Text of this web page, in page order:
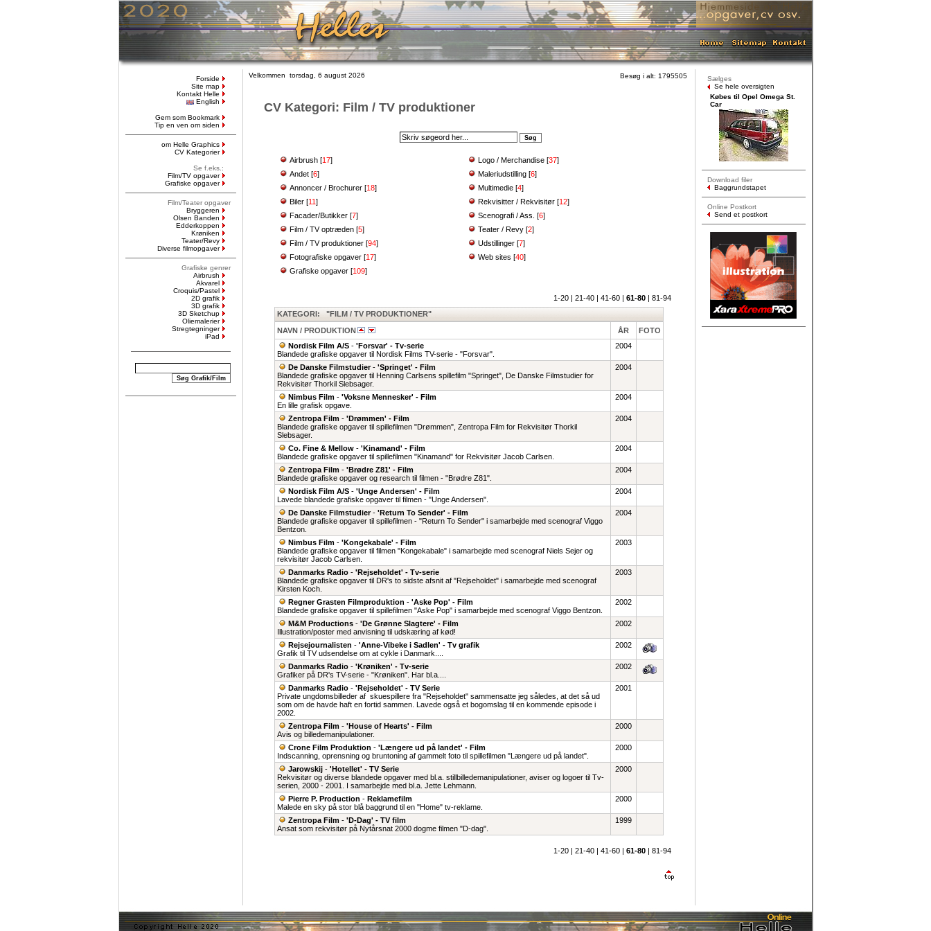
Forside
Site map
Kontakt Helle
English
Gem som Bookmark
Tip en ven om siden
om Helle Graphics
CV Kategorier
Se f.eks.:
Film/TV opgaver
Grafiske opgaver
Film/Teater opgaver
Bryggeren
Olsen Banden
Edderkoppen
Krøniken
Teater/Revy
Diverse filmopgaver
Grafiske genrer
Airbrush
Akvarel
Croquis/Pastel
2D grafik
3D grafik
3D Sketchup
Oliemalerier
Stregtegninger
iPad
Besøg i alt: 1795505
Velkommen torsdag, 6 august 2026
CV Kategori: Film / TV produktioner
Airbrush[17] Logo / Merchandise[37]
Andet[6] Maleriudstilling[6]
Annoncer / Brochurer[18] Multimedie[4]
Biler[11] Rekvisitter / Rekvisitør[12]
Facader/Butikker[7] Scenografi / Ass. [6]
Film / TV optræden[5] Teater / Revy[2]
Film / TV produktioner[94] Udstillinger[7]
Fotografiske opgaver[17] Web sites [40]
Grafiske opgaver[109]
1-20| 21-40| 41-60| 61-80| 81-94
KATEGORI: "FILM / TV PRODUKTIONER"
NAVN / PRODUKTION
ÅR
FOTO
Nordisk Film A/S- 'Forsvar' - Tv-serie
Blandede grafiske opgaver til Nordisk Films TV-serie - "Forsvar".
2004
De Danske Filmstudier- 'Springet' - Film
Blandede grafiske opgaver til Henning Carlsens spillefilm "Springet", De Danske Filmstudier for
Rekvisitør Thorkil Slebsager.
2004
Nimbus Film- 'Voksne Mennesker' - Film
En lille grafisk opgave.
2004
Zentropa Film- 'Drømmen' - Film
Blandede grafiske opgaver til spillefilmen "Drømmen", Zentropa Film for Rekvisitør Thorkil
Slebsager.
2004
Co. Fine & Mellow- 'Kinamand' - Film
Blandede grafiske opgaver til spillefilmen "Kinamand" for Rekvisitør Jacob Carlsen.
2004
Zentropa Film- 'Brødre Z81' - Film
Blandede grafiske opgaver og research til filmen - "Brødre Z81".
2004
Nordisk Film A/S- 'Unge Andersen' - Film
Lavede blandede grafiske opgaver til filmen - "Unge Andersen".
2004
De Danske Filmstudier- 'Return To Sender' - Film
Blandede grafiske opgaver til spillefilmen - "Return To Sender" i samarbejde med scenograf Viggo
Bentzon.
2004
Nimbus Film- 'Kongekabale' - Film
Blandede grafiske opgaver til filmen "Kongekabale" i samarbejde med scenograf Niels Sejer og
rekvisitør Jacob Carlsen.
2003
Danmarks Radio- 'Rejseholdet' - Tv-serie
Blandede grafiske opgaver til DR's to sidste afsnit af "Rejseholdet" i samarbejde med scenograf
Kirsten Koch.
2003
Regner Grasten Filmproduktion - 'Aske Pop' - Film
Blandede grafiske opgaver til spillefilmen "Aske Pop" i samarbejde med scenograf Viggo Bentzon.
2002
M&M Productions- 'De Grønne Slagtere' - Film
Illustration/poster med anvisning til udskæring af kød!
2002
Rejsejournalisten - 'Anne-Vibeke i Sadlen' - Tv grafik
Grafik til TV udsendelse om at cykle i Danmark....
2002
Danmarks Radio- 'Krøniken' - Tv-serie
Grafiker på DR's TV-serie - "Krøniken". Har bl.a....
2002
Danmarks Radio- 'Rejseholdet' - TV Serie
Private ungdomsbilleder af skuespillere fra "Rejseholdet" sammensatte jeg således, at det så ud
som om de havde haft en fortid sammen. Lavede også et bogomslag til en kommende episode i
2002.
2001
Zentropa Film- 'House of Hearts' - Film
Avis og billedemanipulationer.
2000
Crone Film Produktion - 'Længere ud på landet' - Film
Indscanning, oprensning og bruntoning af gammelt foto til spillefilmen "Længere ud på landet".
2000
Jarowskij- 'Hotellet' - TV Serie
Rekvisitør og diverse blandede opgaver med bl.a. stillbilledemanipulationer, aviser og logoer til Tv-
serien, 2000 - 2001. I samarbejde med bl.a. Jette Lehmann.
2000
Pierre P. Production - Reklamefilm
Malede en sky på stor blå baggrund til en "Home" tv-reklame.
2000
Zentropa Film- 'D-Dag' - TV film
Ansat som rekvisitør på Nytårsnat 2000 dogme filmen "D-dag".
1999
1-20| 21-40| 41-60| 61-80| 81-94
Sælges
Se hele oversigten
Købes til Opel Omega St.
Car
Download filer
Baggrundstapet
Online Postkort
Send et postkort